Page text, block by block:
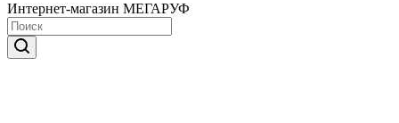
Интернет-магазин МЕГАРУФ